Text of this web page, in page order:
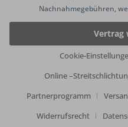
Nachnahmegebühren,
Vertrag
Cookie-
Online
Partnerprogramm
Widerrufsrecht